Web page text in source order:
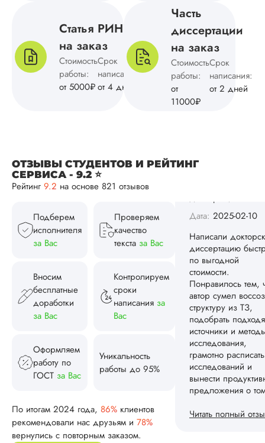
Статья РИНЦ
на заказ
Стоимость
работы:
от 5000₽
Срок
написания:
от 4 дней
Часть
диссертации
на заказ
Стоимость
работы:
от
11000₽
Срок
написания:
от 2 дней
ОТЗЫВЫ СТУДЕНТОВ И РЕЙТИНГ
СЕРВИСА - 9.2 ⭐
Рейтинг 9.2 на основе 821 отзывов
Подберем
исполнителя
за Вас
Проверяем
качество
текста за Вас
Вносим
бесплатные
доработки
за Вас
Контролируем
сроки
написания за
Вас
Оформляем
работу по
ГОСТ за Вас
Уникальность
работы до 95%
По итогам 2024 года, 86% клиентов
рекомендовали нас друзьям и 78%
вернулись с повторным заказом.
писал мне, так
структура, грамотно
оформление, все
положе...
Читать полный
Вид работы:
Дата: 2024-11-12
Докторская
диссертация по
менеджменту была
написана в
оговоренные
структура и
оформление меня
полностью
Редактирование не
понадобилось.
Методологию
использовали
стандартную, но
результаты
нормальные,
ожидаемые.
Оплачивал